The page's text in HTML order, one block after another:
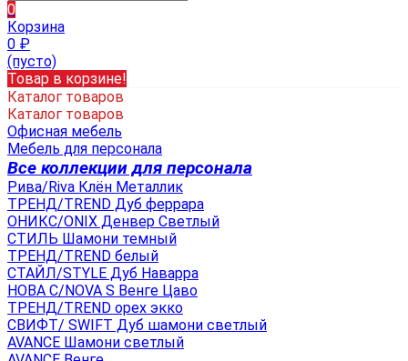
0
Корзина
0 ₽
(пусто)
Товар в корзине!
Каталог товаров
Каталог товаров
Офисная мебель
Мебель для персонала
Все коллекции для персонала
Рива/Riva Клён Металлик
ТРЕНД/TREND Дуб феррара
ОНИКС/ONIX Денвер Светлый
СТИЛЬ Шамони темный
ТРЕНД/TREND белый
СТАЙЛ/STYLE Дуб Наварра
НОВА С/NOVA S Венге Цаво
ТРЕНД/TREND орех экко
СВИФТ/ SWIFT Дуб шамони светлый
AVANCE Шамони светлый